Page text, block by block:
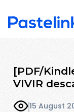
[PDF/
VIVIR
15 August